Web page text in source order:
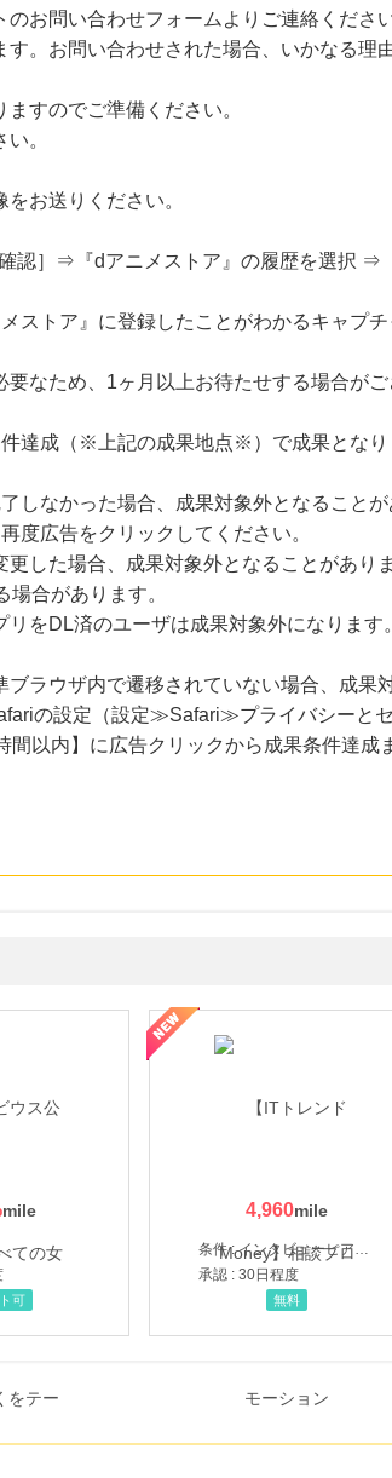
お問い合わせフォームよりご連絡ください
。お問い合わせされた場合、いかなる理
すのでご準備ください。
。
お送りください。
認］⇒『dアニメストア』の履歴を選択 ⇒
トア』に登録したことがわかるキャプチ
なため、1ヶ月以上お待たせする場合がご
達成（※上記の成果地点※）で成果となり
なかった場合、成果対象外となることが
度広告をクリックしてください。
した場合、成果対象外となることがありま
合があります。
をDL済のユーザは成果対象外になります。
ラウザ内で遷移されていない場合、成果
の設定（設定≫Safari≫プライバシーと
以内】に広告クリックから成果条件達成
可
4,960
条件 : インタビューヒアリング完了
承認 : 30日程度
無料
販売代理店】